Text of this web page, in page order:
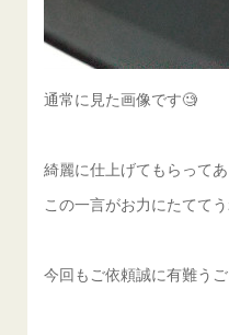
通常に見た画像です🧐
綺麗に仕上げてもらってあ
この一言がお力にたてて
今回もご依頼誠に有難う